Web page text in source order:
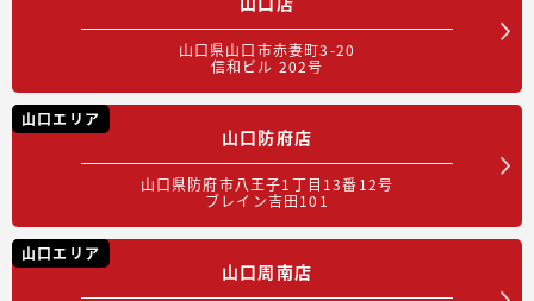
山口県山口市赤妻町3-20
信和ビル 202号
山口エリア
山口防府店
山口県防府市八王子1丁目13番12号
ブレイン吉田101
山口エリア
山口周南店